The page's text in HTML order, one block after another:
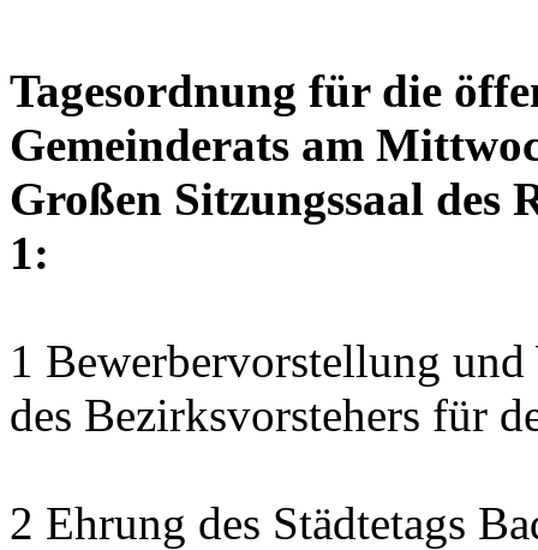
Tagesordnung für die
Gemeinderats am
Großen Sitzungssaal des
1:
1 Bewerbervorstellung
des Bezirksvorstehers für
2 Ehrung des Städtetags